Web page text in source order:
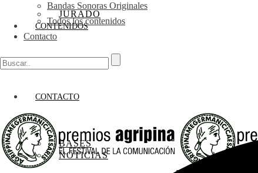
JURADO
BASES
CONTENIDOS
NOTICIAS
CONTACTO
Bandas Sonoras Originales
Todos los contenidos
Contacto